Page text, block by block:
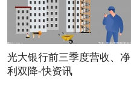
光大银行前三季度营收、净
利双降-快资讯